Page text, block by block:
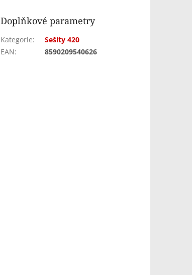
Doplňkové parametry
Kategorie:
Sešity 420
EAN: 8590209540626